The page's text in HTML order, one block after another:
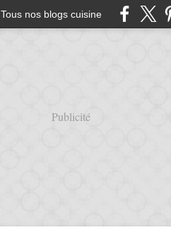
Tous nos blogs cuisine
Publicité